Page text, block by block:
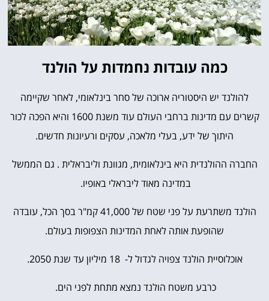
כמה עובדות נחמדות על הולנד
להולנד יש היסטוריה ארוכה של סחר בינלאומי, לאחר שקיימה
קשרים עם מדינות ברחבי העולם עוד משנת 1600 והיא הפכה לכור
היתוך של ידע, בעלי מלאכה, עסקים ורעיונות חדשים.
החברה ההולנדית היא בינלאומית, מגוונת וליבראלית . גם הממשל
במדינה מאוד ליבראלי באופיו.
הולנד משתרעת על פני שטח של 41,000 קמ"ר בסך הכל, עובדה
שהופעת אותה לאחת המדינות הצפופות בעולם.
אוכלוסיית הולנד צפויה לגדול ל- 18 מיליון עד שנת 2050.
כרבע משטח הולנד נמצא מתחת לפני הים.